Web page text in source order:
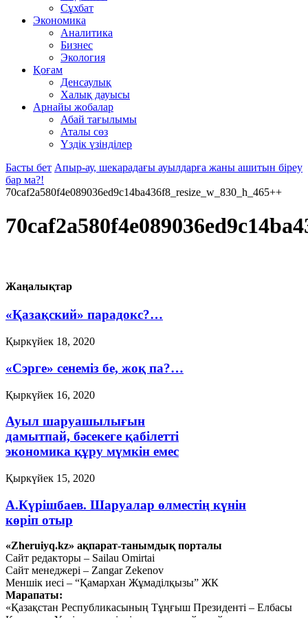
Сұхбат
Экономика
Аналитика
Бизнес
Экология
Қоғам
Денсаулық
Халық дауысы
Арнайы жобалар
Абай тағылымы
Аталы сөз
Үздік үзінділер
Басты бет Апыр-ау, шекарадағы ауылдарға жаны ашитын біреу
бар ма?!
70caf2a580f4e089036ed9c14ba436f8_resize_w_830_h_465++
Жаңалықтар
«Қазақский» парадокс?…
Қыркүйек 18, 2020
«Сэрге» сенеміз бе, жоқ па?…
Қыркүйек 16, 2020
Ауыл шаруашылығын
дамытпай, бәсекеге қабілетті
экономика құру мүмкін емес
Қыркүйек 15, 2020
А.Күрішбаев. Шаруалар өлместің күнін
көріп отыр
Қыркүйек 14, 2020
Қысқасы, «полный хаос»!
Қыркүйек 10, 2020
Тағы оқу
«Zheruiyq.kz» ақпарат-танымдық порталы
Сайт редакторы – Sailau Omirtai
Сайт менеджері – Zangar Zekenov
Меншік иесі – “Қамархан Жұмаділқызы” ЖК
Марапаты:
«Қазақстан Республикасының Тұңғыш Президенті – Елбасы